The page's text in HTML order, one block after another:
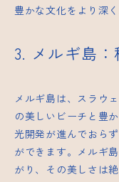
豊かな文化をより深
3. メルギ島
メルギ島は、スラウ
の美しいビーチと豊
光開発が進んでおら
ができます。メルギ
がり、その美しさは絶